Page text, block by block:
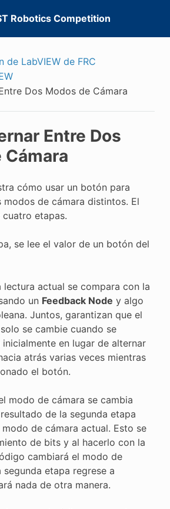
Robotics Competition
de LabVIEW de FRC
Dos Modos de Cámara
Entre Dos
cómo usar un botón para
de cámara distintos. El
etapas.
se lee el valor de un botón del
lectura actual se compara con la
un Feedback Node y algo
Juntos, garantizan que el
se cambie cuando se
en lugar de alternar
atrás varias veces mientras
el botón.
modo de cámara se cambia
de la segunda etapa
de cámara actual. Esto se
de bits y al hacerlo con la
cambiará el modo de
etapa regrese a
nada de otra manera.